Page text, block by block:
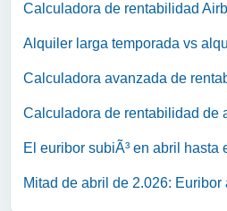
Calculadora de rentabilidad
Alquiler larga temporada vs
Calculadora avanzada de
Calculadora de rentabilidad de
El euribor subiÃ³ en abril hasta
Mitad de abril de 2.026: Euribor